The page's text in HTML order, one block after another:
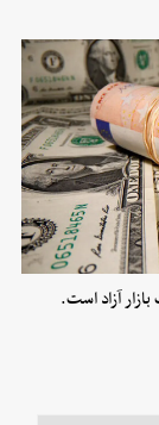
آزاد است.